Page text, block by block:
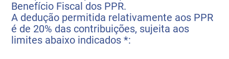
Benefício Fiscal dos PPR.
A dedução permitida relativamente aos PPR
é de 20% das contribuições, sujeita aos
limites abaixo indicados *: